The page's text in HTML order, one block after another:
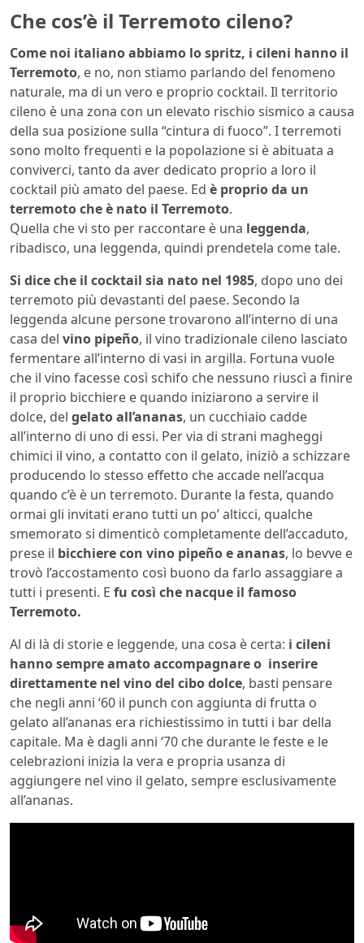
Che cos’è il Terremoto cileno?
Come noi italiano abbiamo lo spritz, i cileni hanno il
Terremoto, e no, non stiamo parlando del fenomeno
naturale, ma di un vero e proprio cocktail. Il territorio
cileno è una zona con un elevato rischio sismico a causa
della sua posizione sulla “cintura di fuoco”. I terremoti
sono molto frequenti e la popolazione si è abituata a
conviverci, tanto da aver dedicato proprio a loro il
cocktail più amato del paese. Ed è proprio da un
terremoto che è nato il Terremoto.
Quella che vi sto per raccontare è una leggenda,
ribadisco, una leggenda, quindi prendetela come tale.
Si dice che il cocktail sia nato nel 1985, dopo uno dei
terremoto più devastanti del paese. Secondo la
leggenda alcune persone trovarono all’interno di una
casa del vino pipeño, il vino tradizionale cileno lasciato
fermentare all’interno di vasi in argilla. Fortuna vuole
che il vino facesse così schifo che nessuno riuscì a finire
il proprio bicchiere e quando iniziarono a servire il
dolce, del gelato all’ananas, un cucchiaio cadde
all’interno di uno di essi. Per via di strani magheggi
chimici il vino, a contatto con il gelato, iniziò a schizzare
producendo lo stesso effetto che accade nell’acqua
quando c’è è un terremoto. Durante la festa, quando
ormai gli invitati erano tutti un po’ alticci, qualche
smemorato si dimenticò completamente dell’accaduto,
prese il bicchiere con vino pipeño e ananas, lo bevve e
trovò l’accostamento così buono da farlo assaggiare a
tutti i presenti. E fu così che nacque il famoso
Terremoto.
Al di là di storie e leggende, una cosa è certa: i cileni
hanno sempre amato accompagnare o inserire
direttamente nel vino del cibo dolce, basti pensare
che negli anni ‘60 il punch con aggiunta di frutta o
gelato all’ananas era richiestissimo in tutti i bar della
capitale. Ma è dagli anni ‘70 che durante le feste e le
celebrazioni inizia la vera e propria usanza di
aggiungere nel vino il gelato, sempre esclusivamente
all’ananas.